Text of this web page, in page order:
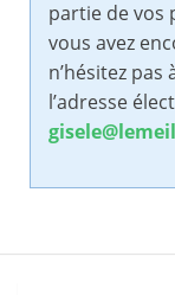
partie de vos
vous avez
n’hésitez
l’adresse